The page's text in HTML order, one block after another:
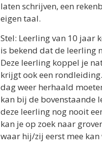
laten schrijven, een
eigen taal.
Stel: Leerling van 10 jaar
is bekend dat de leerling
Deze leerling koppel je
krijgt ook een
dag weer herhaald
kan bij de bovenstaande
deze leerling nog nooit
kan je op zoek naar
waar hij/zij eerst mee kan